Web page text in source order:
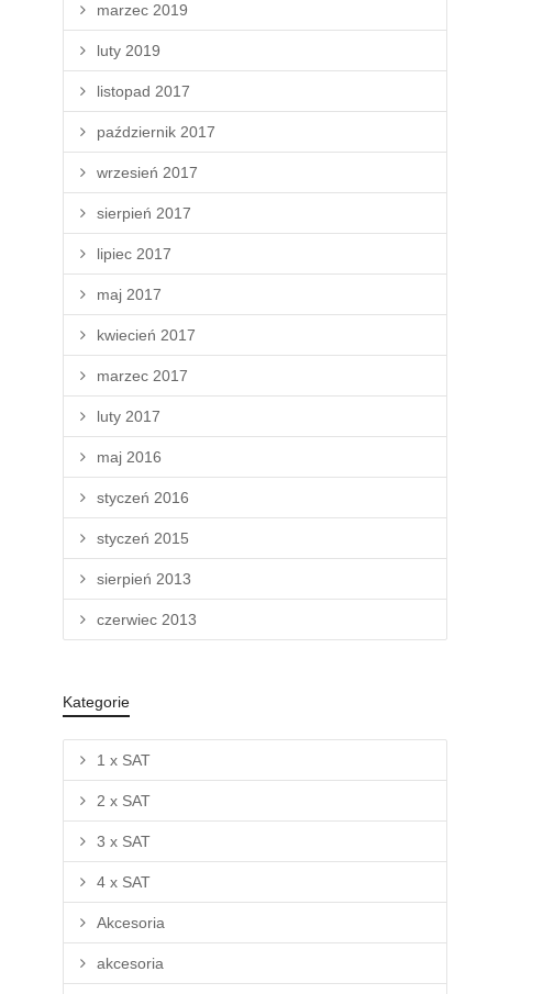
marzec 2019
luty 2019
listopad 2017
październik 2017
wrzesień 2017
sierpień 2017
lipiec 2017
maj 2017
kwiecień 2017
marzec 2017
luty 2017
maj 2016
styczeń 2016
styczeń 2015
sierpień 2013
czerwiec 2013
Kategorie
1 x SAT
2 x SAT
3 x SAT
4 x SAT
Akcesoria
akcesoria